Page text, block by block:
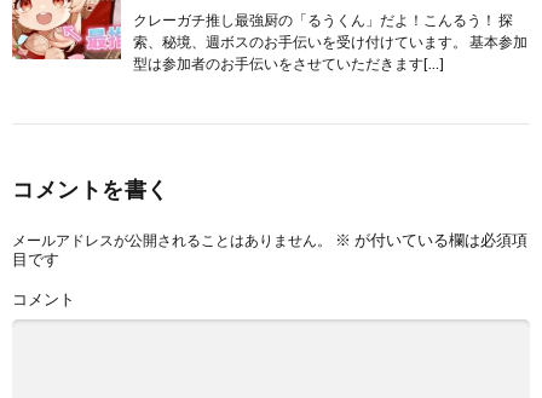
クレーガチ推し最強厨の「るうくん」だよ！こんるう！ 探
索、秘境、週ボスのお手伝いを受け付けています。 基本参加
型は参加者のお手伝いをさせていただきます[…]
コメントを書く
メールアドレスが公開されることはありません。 ※ が付いている欄は必須項
目です
コメント